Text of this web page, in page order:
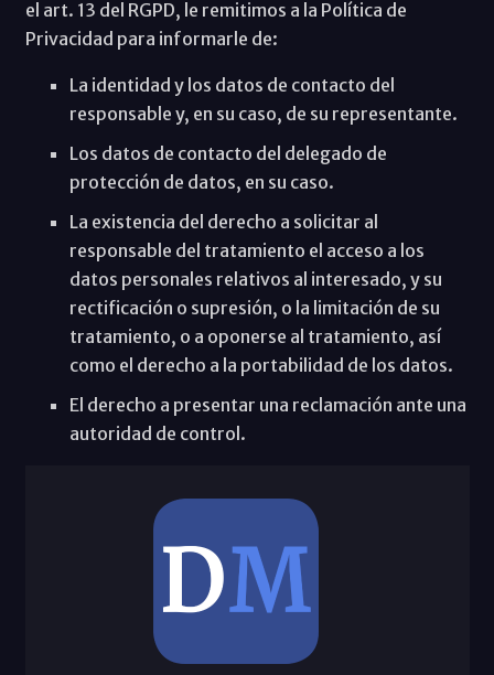
el art. 13 del RGPD, le remitimos a la Política de
Privacidad para informarle de:
La identidad y los datos de contacto del
responsable y, en su caso, de su representante.
Los datos de contacto del delegado de
protección de datos, en su caso.
La existencia del derecho a solicitar al
responsable del tratamiento el acceso a los
datos personales relativos al interesado, y su
rectificación o supresión, o la limitación de su
tratamiento, o a oponerse al tratamiento, así
como el derecho a la portabilidad de los datos.
El derecho a presentar una reclamación ante una
autoridad de control.